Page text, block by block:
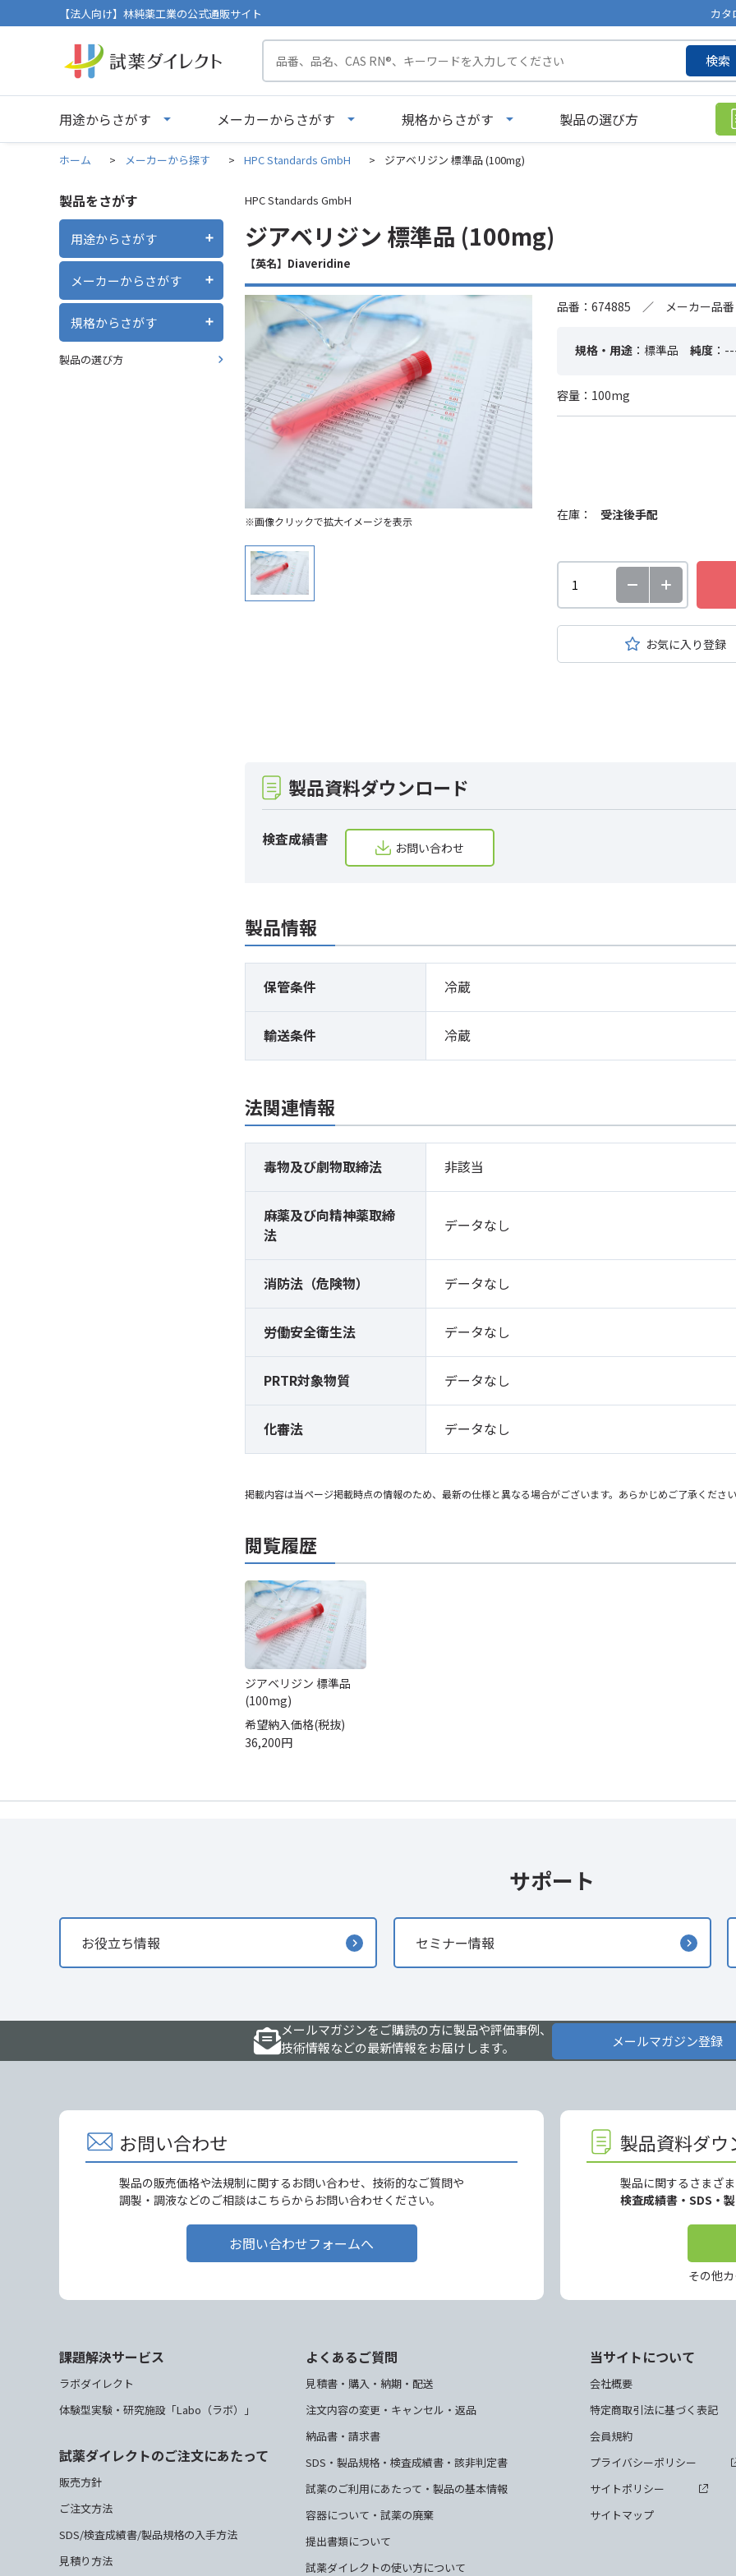
【法人向け】林純薬工業の公式通販サイト カタ
検索
用途からさがす メーカーからさがす 規格からさがす 製品の選び方
ホーム > メーカーから探す > HPC Standards GmbH > ジアベリジン 標準品 (100mg)
製品をさがす
用途からさがす
メーカーからさがす
規格からさがす
製品の選び方
HPC Standards GmbH
ジアベリジン 標準品 (100mg)
【英名】Diaveridine
※画像クリックで拡大イメージを表示
品番：674885 ／ メーカー品番
規格・用途 ：標準品 純度 ：
容量：100mg
在庫： 受注後手配
お気に入り登録
製品資料ダウンロード
検査成績書 お問い合わせ
製品情報
保管条件 冷蔵
輸送条件 冷蔵
法関連情報
毒物及び劇物取締法 非該当
麻薬及び向精神薬取締
法
データなし
消防法（危険物） データなし
労働安全衛生法 データなし
PRTR対象物質 データなし
化審法 データなし
掲載内容は当ページ掲載時点の情報のため、最新の仕様と異なる場合がございます。あらかじめご了承くださ
閲覧履歴
ジアベリジン 標準品
(100mg)
希望納入価格(税抜)
36,200円
サポート
お役立ち情報 セミナー情報
メールマガジンをご購読の方に製品や評価事例、
技術情報などの最新情報をお届けします。
メールマガジン登録
お問い合わせ
製品の販売価格や法規制に関するお問い合わせ、技術的なご質問や
調製・調液などのご相談はこちらからお問い合わせください。
お問い合わせフォームへ
製品資料ダウ
製品に関するさまざ
検査成績書・SDS・
その他
課題解決サービス
ラボダイレクト
体験型実験・研究施設「Labo（ラボ）」
試薬ダイレクトのご注文にあたって
販売方針
ご注文方法
SDS/検査成績書/製品規格の入手方法
見積り方法
よくあるご質問
見積書・購入・納期・配送
注文内容の変更・キャンセル・返品
納品書・請求書
SDS・製品規格・検査成績書・該非判定書
試薬のご利用にあたって・製品の基本情報
容器について・試薬の廃棄
提出書類について
試薬ダイレクトの使い方について
当サイトについて
会社概要
特定商取引法に基づく表記
会員規約
プライバシーポリシー
サイトポリシー
サイトマップ